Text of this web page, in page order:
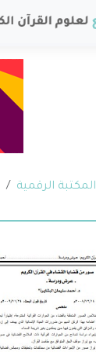
المكتبة الرقمية